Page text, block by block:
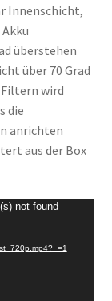
Innenschicht,
überstehen
über 70 Grad
wird
die
anrichten
aus der Box
not found